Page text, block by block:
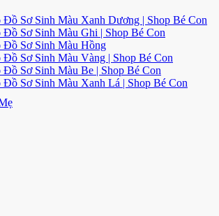
Đồ Sơ Sinh Màu Xanh Dương | Shop Bé Con
Đồ Sơ Sinh Màu Ghi | Shop Bé Con
Đồ Sơ Sinh Màu Hồng
Đồ Sơ Sinh Màu Vàng | Shop Bé Con
Đồ Sơ Sinh Màu Be | Shop Bé Con
Đồ Sơ Sinh Màu Xanh Lá | Shop Bé Con